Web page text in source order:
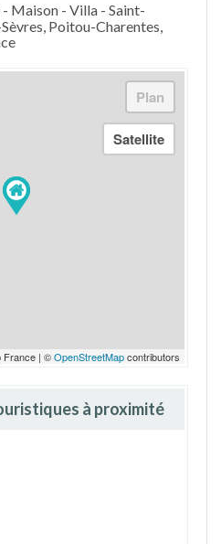
Maison - Villa - Saint-
Poitou-Charentes,
France | ©OpenStreetMapcontributors
à proximité